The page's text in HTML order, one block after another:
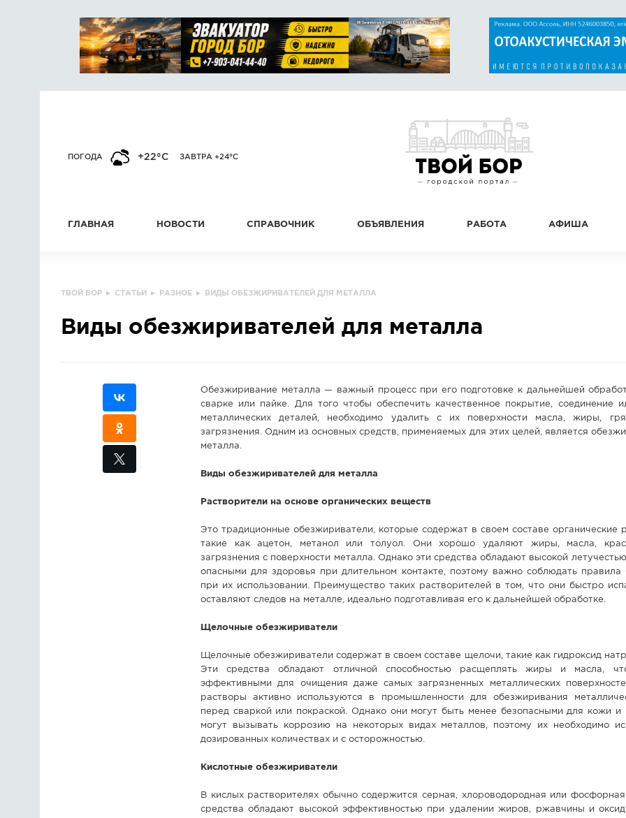
ПОГОДА +22°C ЗАВТРА +24°C
ГЛАВНАЯ НОВОСТИ СПРАВОЧНИК ОБЪЯВЛЕНИЯ РАБОТА АФИША
ТВОЙ БОР ▸ СТАТЬИ ▸ РАЗНОЕ ▸ ВИДЫ ОБЕЗЖИРИВАТЕЛЕЙ ДЛЯ МЕТАЛЛА
Виды обезжиривателей для металла
Обезжиривание металла — важный процесс при его подготовке к дальнейшей
сварке или пайке. Для того чтобы обеспечить качественное покрытие, соединение
металлических деталей, необходимо удалить с их поверхности масла, жиры,
загрязнения. Одним из основных средств, применяемых для этих целей, является
металла.
Виды обезжиривателей для металла
Растворители на основе органических веществ
Это традиционные обезжириватели, которые содержат в своем составе органические
такие как ацетон, метанол или толуол. Они хорошо удаляют жиры, масла,
загрязнения с поверхности металла. Однако эти средства обладают высокой
опасными для здоровья при длительном контакте, поэтому важно соблюдать правила
при их использовании. Преимущество таких растворителей в том, что они быстро
оставляют следов на металле, идеально подготавливая его к дальнейшей обработке.
Щелочные обезжириватели
Щелочные обезжириватели содержат в своем составе щелочи, такие как гидроксид
Эти средства обладают отличной способностью расщеплять жиры и масла,
эффективными для очищения даже самых загрязненных металлических
растворы активно используются в промышленности для обезжиривания
перед сваркой или покраской. Однако они могут быть менее безопасными для кожи и
могут вызывать коррозию на некоторых видах металлов, поэтому их необходимо
дозированных количествах и с осторожностью.
Кислотные обезжириватели
В кислых растворителях обычно содержится серная, хлороводородная или
средства обладают высокой эффективностью при удалении жиров, ржавчины и